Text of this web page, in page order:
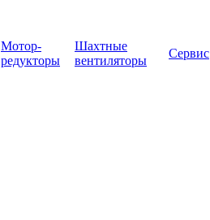
Мотор-
редукторы
Шахтные
вентиляторы
Сервис